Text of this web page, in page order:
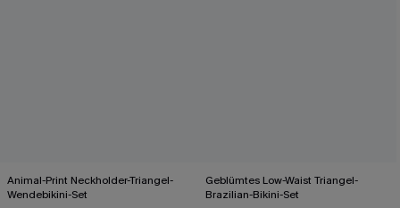
Animal-Print Neckholder-Triangel-
Wendebikini-Set
Geblümtes Low-Waist Triangel-
Brazilian-Bikini-Set